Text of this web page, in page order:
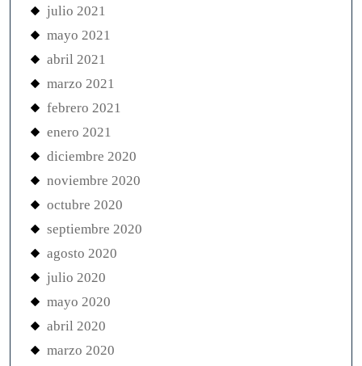
julio 2021
mayo 2021
abril 2021
marzo 2021
febrero 2021
enero 2021
diciembre 2020
noviembre 2020
octubre 2020
septiembre 2020
agosto 2020
julio 2020
mayo 2020
abril 2020
marzo 2020